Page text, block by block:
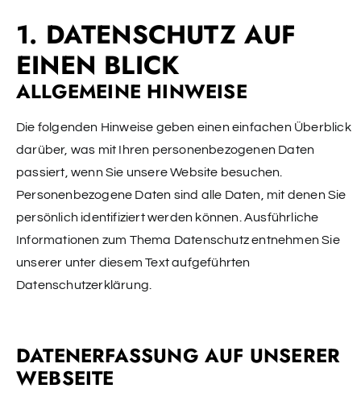
1. DATENSCHUTZ AUF
EINEN BLICK
ALLGEMEINE HINWEISE
Die folgenden Hinweise geben einen einfachen Überblick
darüber, was mit Ihren personenbezogenen Daten
passiert, wenn Sie unsere Website besuchen.
Personenbezogene Daten sind alle Daten, mit denen Sie
persönlich identifiziert werden können. Ausführliche
Informationen zum Thema Datenschutz entnehmen Sie
unserer unter diesem Text aufgeführten
Datenschutzerklärung.
DATENERFASSUNG AUF UNSERER
WEBSEITE